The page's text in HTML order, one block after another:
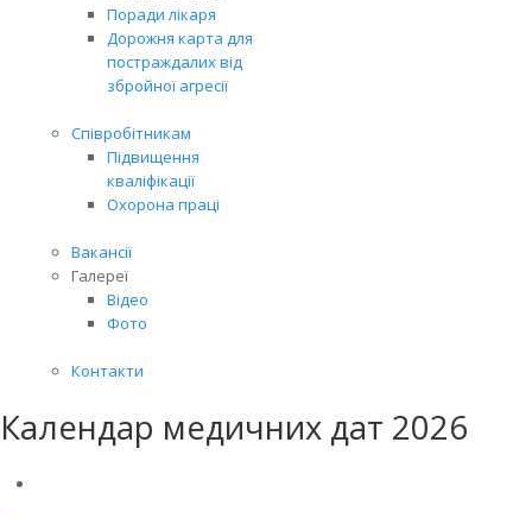
Поради лікаря
Дорожня карта для
постраждалих від
збройної агресії
Співробітникам
Підвищення
кваліфікації
Охорона праці
Вакансії
Галереї
Відео
Фото
Контакти
Календар медичних дат 2026